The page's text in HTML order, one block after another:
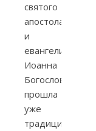
святого
апостола
и
евангелиста
Иоанна
Богослова
прошла
уже
традиционная